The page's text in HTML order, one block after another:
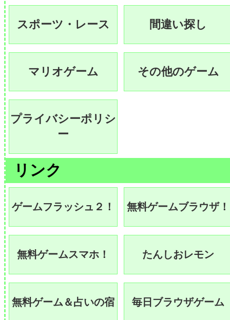
スポーツ・レース 間違い探し
マリオゲーム その他のゲーム
プライバシーポリシ
ー
リンク
ゲームフラッシュ２！ 無料ゲームブラウザ！
無料ゲームスマホ！ たんしおレモン
無料ゲーム＆占いの宿 毎日ブラウザゲーム